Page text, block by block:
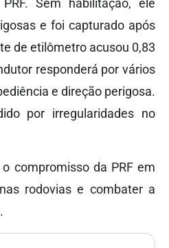
Sem habilitação, ele
e foi capturado após
de etilômetro acusou 0,83
responderá por vários
e direção perigosa.
por irregularidades no
compromisso da PRF em
rodovias e combater a